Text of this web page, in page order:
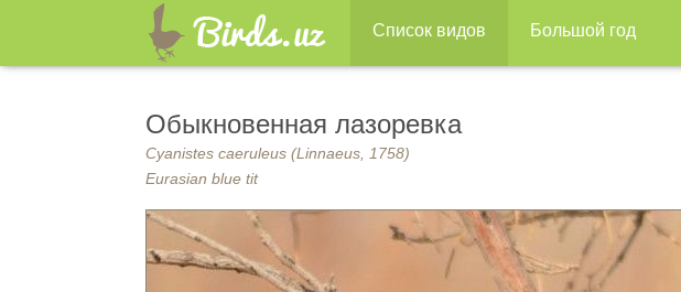
Список видов Большой год
Обыкновенная лазоревка
Cyanistes caeruleus (Linnaeus, 1758)
Eurasian blue tit